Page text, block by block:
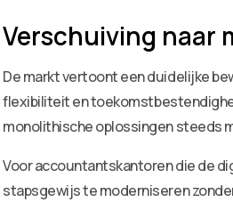
Verschuiving naar
De markt vertoont een duidelijke
flexibiliteit en
monolithische oplossingen steeds
Voor accountantskantoren die de
stapsgewijs te moderniseren